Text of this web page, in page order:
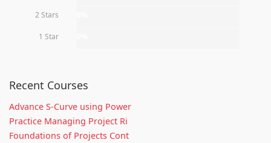
2 Stars
1 Star
Recent Courses
Advance S-Curve using Power
Practice Managing Project Ri
Foundations of Projects Cont